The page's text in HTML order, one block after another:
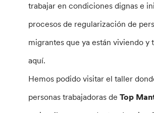
trabajar en condiciones dignas e
procesos de regularización de
migrantes que ya están viviendo y
aquí.
Hemos podido visitar el taller
personas trabajadoras deTop